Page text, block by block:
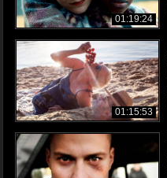
01:19:24
01:15:53